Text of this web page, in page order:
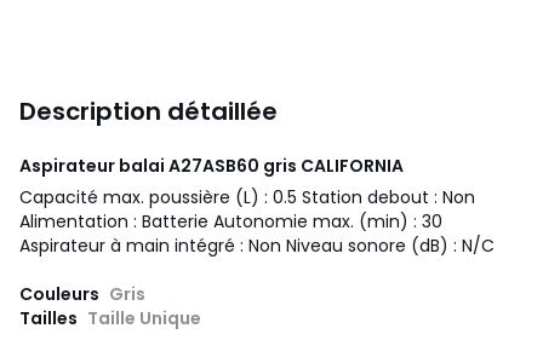
Description détaillée
Aspirateur balai A27ASB60 gris CALIFORNIA
Capacité max. poussière (L) : 0.5 Station debout : Non
Alimentation : Batterie Autonomie max. (min) : 30
Aspirateur à main intégré : Non Niveau sonore (dB) : N/C
Couleurs Gris
Tailles Taille Unique